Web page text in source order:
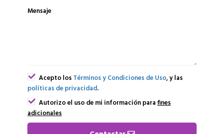
Mensaje
Acepto losTérminos y Condiciones de Uso, y las
políticas de privacidad.
Autorizo el uso de mi información parafines
adicionales